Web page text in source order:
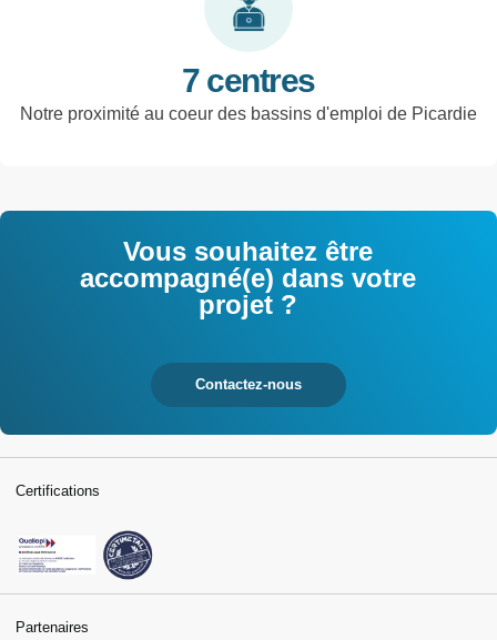
7 centres
Notre proximité au coeur des bassins d'emploi de Picardie
Vous souhaitez être
accompagné(e) dans votre
projet ?
Contactez-nous
Certifications
Partenaires